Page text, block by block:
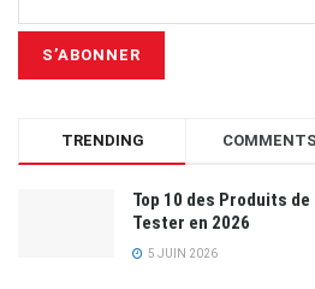
TRENDING COMMENTS
Top 10 des Produits
Tester en 2026
5 JUIN 2026